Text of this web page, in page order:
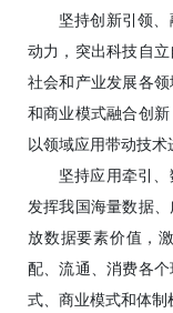
坚持创新引领
动力，突出科技自
社会和产业发展各
和商业模式融合创新
以领域应用带动技术
坚持应用牵引
发挥我国海量数据
放数据要素价值，
配、流通、消费各
式、商业模式和体制